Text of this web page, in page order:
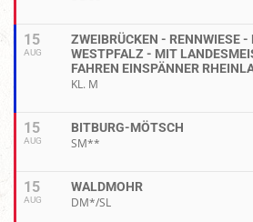
15
AUG
ZWEIBRÜCKEN - RENNWIESE -
WESTPFALZ - MIT
FAHREN EINSPÄNNER
KL. M
15
AUG
BITBURG-MÖTSCH
SM**
15
AUG
WALDMOHR
DM*/SL